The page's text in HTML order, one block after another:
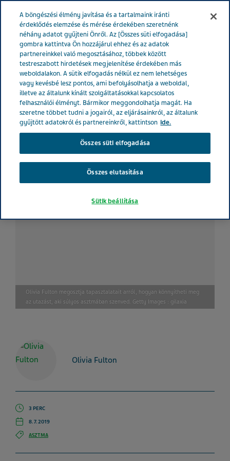
Három tipp, ha súlyos
asztmája van és utazik
Betegtörténetek
Kardiológia
Olivia Fulton megosztja tapasztalatait arról, hogyan könnyítheti meg
az utazást, aki súlyos asztmában szenved. Getty Images : gilaxia
Olivia Fulton
3 PERC
8. 7. 2019
ASZTMA
A böngészési élmény javítása és a tartalmaink iránti
érdeklődés elemzése és mérése érdekében szeretnénk
néhány adatot gyűjteni Önről. Az [Összes süti elfogadása]
gombra kattintva Ön hozzájárul ehhez és az adatok
partnereinkkel való megosztásához, többek között
testreszabott hirdetések megjelenítése érdekében más
weboldalakon. A sütik elfogadás nélkül ez nem lehetséges
vagy kevésbé lesz pontos, ami befolyásolhatja a weboldal,
illetve az általunk kínált szolgáltatásokkal kapcsolatos
felhasználói élményt. Bármikor meggondolhatja magát. Ha
szeretne többet tudni a jogairól, az eljárásainkról, az általunk
gyűjtött adatokról és partnereinkről, kattintson ide.
Összes süti elfogadása
Összes elutasítása
Sütik beállítása